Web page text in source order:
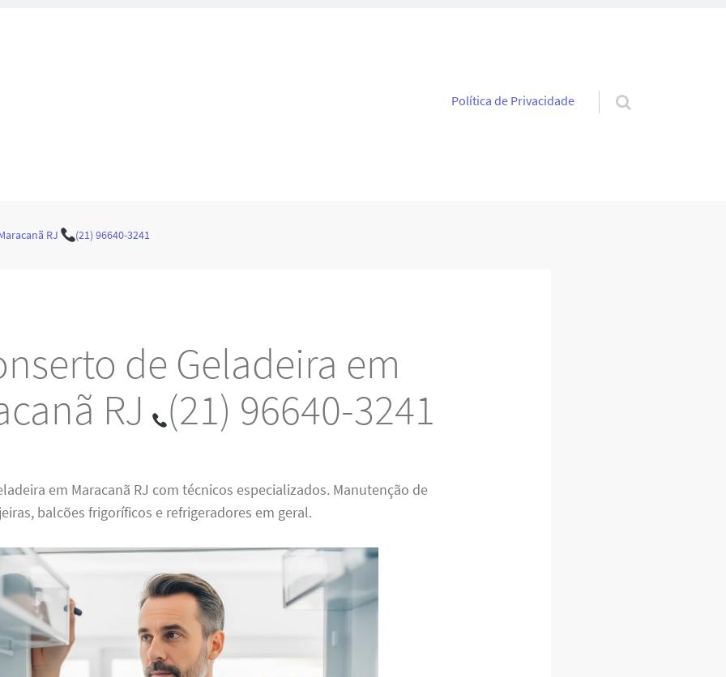
Pular para o conteúdo
Política de Privacidade
RJ (21) 96640-3241
de Geladeira em
RJ (21) 96640-3241
em Maracanã RJ com técnicos especializados. Manutenção de
balcões frigoríficos e refrigeradores em geral.